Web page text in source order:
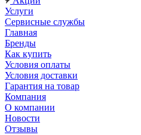
Услуги
Сервисные службы
Главная
Бренды
Как купить
Условия оплаты
Условия доставки
Гарантия на товар
Компания
О компании
Новости
Отзывы